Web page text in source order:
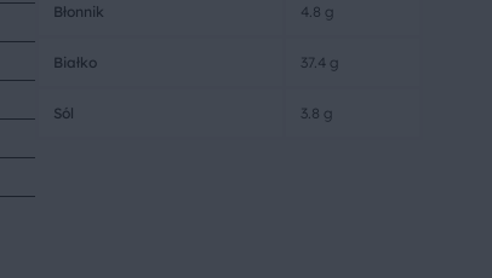
Błonnik 4.8 g
Białko 37.4 g
Sól 3.8 g